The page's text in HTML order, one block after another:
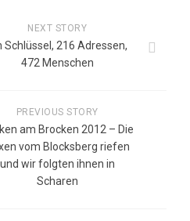
NEXT STORY
Schlüssel, 216 Adressen,
472 Menschen
PREVIOUS STORY
am Brocken 2012 – Die
vom Blocksberg riefen
und wir folgten ihnen in
Scharen